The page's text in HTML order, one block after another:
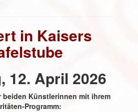
in Kaisers
12. April 2026
beiden Künstlerinnen mit ihrem
Programm: